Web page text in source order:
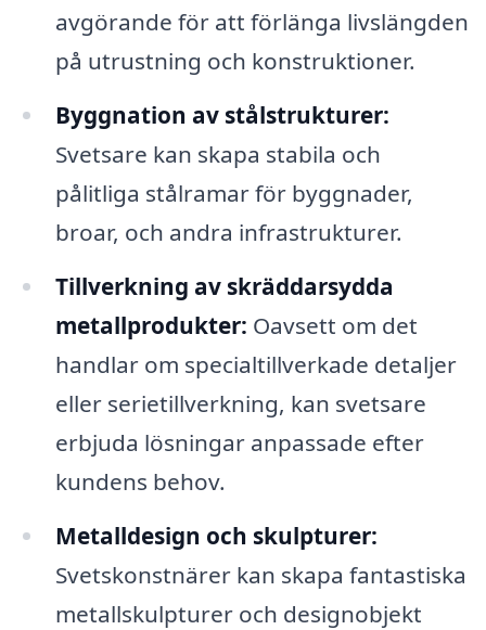
avgörande för att förlänga livslängden
på utrustning och konstruktioner.
Byggnation av stålstrukturer:
Svetsare kan skapa stabila och
pålitliga stålramar för byggnader,
broar, och andra infrastrukturer.
Tillverkning av skräddarsydda
metallprodukter: Oavsett om det
handlar om specialtillverkade detaljer
eller serietillverkning, kan svetsare
erbjuda lösningar anpassade efter
kundens behov.
Metalldesign och skulpturer:
Svetskonstnärer kan skapa fantastiska
metallskulpturer och designobjekt